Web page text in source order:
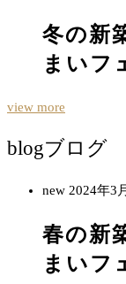
冬の新
まいフ
view more
blogブログ
new 2024年3
春の新
まいフ